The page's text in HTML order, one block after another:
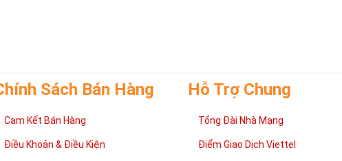
Sách Bán Hàng
Cam Kết Bán Hàng
Điều Khoản & Điều Kiện
Hỗ Trợ Chung
Tổng Đài Nhà Mạng
Điểm Giao Dịch Viettel